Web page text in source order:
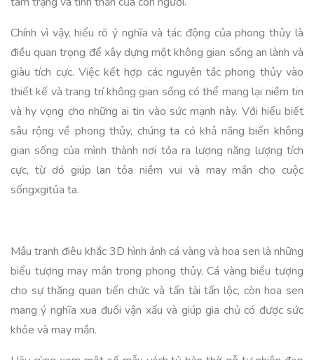
Chính vì vậy, hiểu rõ ý nghĩa và tác động của phong thủy là
điều quan trọng để xây dựng một không gian sống an lành và
giàu tích cực. Việc kết hợp các nguyên tắc phong thủy vào
thiết kế và trang trí không gian sống có thể mang lại niềm tin
và hy vọng cho những ai tin vào sức mạnh này. Với hiểu biết
sâu rộng về phong thủy, chúng ta có khả năng biến không
gian sống của mình thành nơi tỏa ra lượng năng lượng tích
cực, từ dó giúp lan tỏa niềm vui và may mắn cho cuộc
sốngxgitủa ta.
Mẫu tranh điêu khắc 3D hình ảnh cá vàng và hoa sen là những
biểu tượng may mắn trong phong thủy. Cá vàng biểu tượng
cho sự thăng quan tiến chức và tấn tài tấn lộc, còn hoa sen
mang ý nghĩa xua đuổi vận xấu và giúp gia chủ có được sức
khỏe và may mắn.